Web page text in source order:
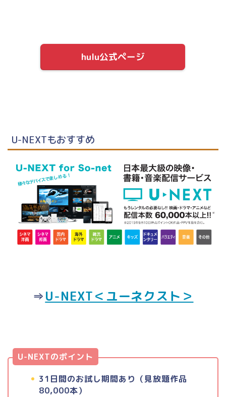
hulu公式ページ
U-NEXTもおすすめ
⇒U-NEXT＜ユーネクスト＞
U-NEXTのポイント
31日間のお試し期間あり（見放題作品
80,000本）